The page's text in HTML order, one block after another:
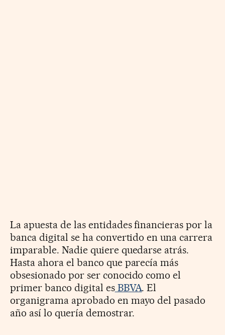
La apuesta de las entidades financieras por la
banca digital se ha convertido en una carrera
imparable. Nadie quiere quedarse atrás.
Hasta ahora el banco que parecía más
obsesionado por ser conocido como el
primer banco digital esBBVA. El
organigrama aprobado en mayo del pasado
año así lo quería demostrar.